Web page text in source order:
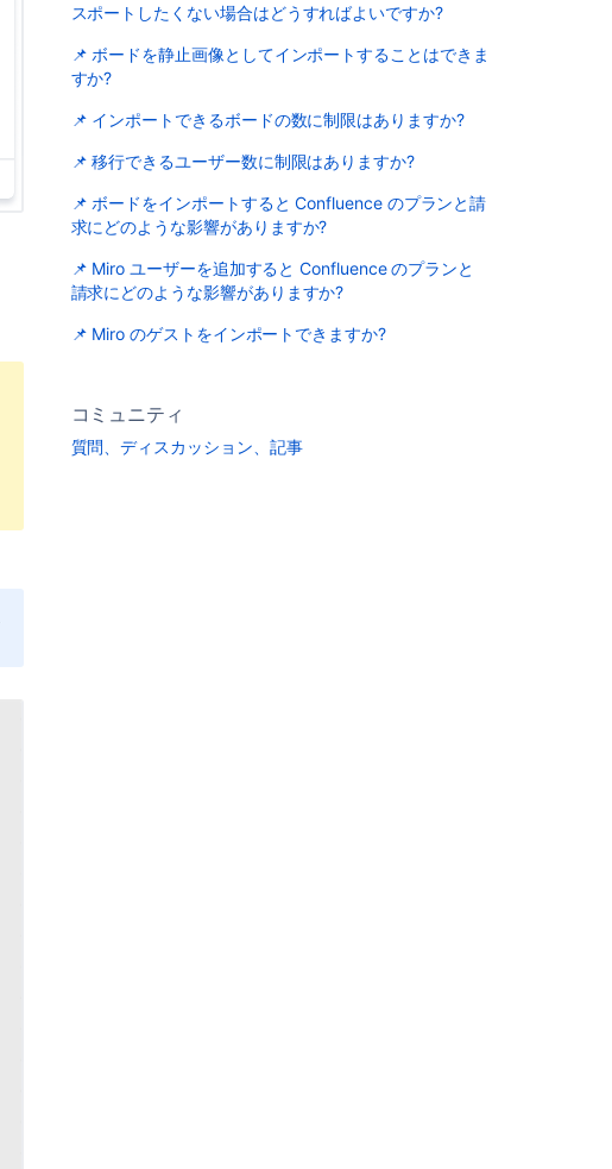
スポートしたくない場合はどうすればよいですか?
📌 ボードを静止画像としてインポートすることはできま
すか?
📌 インポートできるボードの数に制限はありますか?
📌 移行できるユーザー数に制限はありますか?
📌 ボードをインポートすると Confluence のプランと請
求にどのような影響がありますか?
📌 Miro ユーザーを追加すると Confluence のプランと
請求にどのような影響がありますか?
📌 Miro のゲストをインポートできますか?
コミュニティ
質問、ディスカッション、記事